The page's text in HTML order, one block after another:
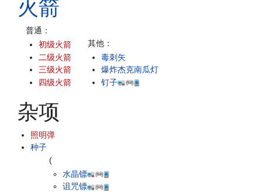
火箭
普通：
初级火箭
二级火箭
三级火箭
四级火箭
其他：
毒刺矢
爆炸杰克南瓜灯
钉子
杂项
照明弹
种子
(
水晶镖
诅咒镖